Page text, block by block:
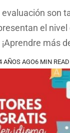
son
el
más
AÑOS AGO6 MIN READ